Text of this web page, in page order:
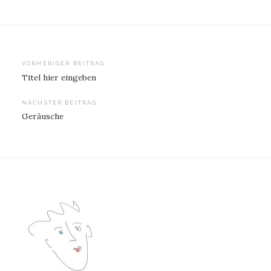
Beitragsnavigation
VORHERIGER BEITRAG:
Titel hier eingeben
NÄCHSTER BEITRAG:
Geräusche